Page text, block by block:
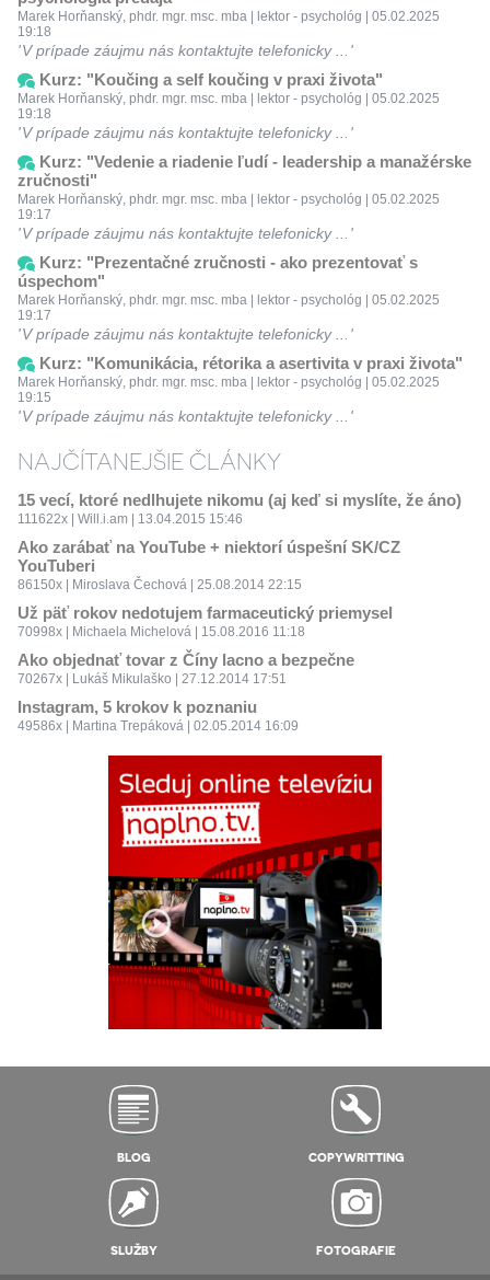
Marek Horňanský, phdr. mgr. msc. mba | lektor - psychológ | 05.02.2025
19:18
V prípade záujmu nás kontaktujte telefonicky ...
Kurz: "Koučing a self koučing v praxi života"
Marek Horňanský, phdr. mgr. msc. mba | lektor - psychológ | 05.02.2025
19:18
V prípade záujmu nás kontaktujte telefonicky ...
Kurz: "Vedenie a riadenie ľudí - leadership a manažérske
zručnosti"
Marek Horňanský, phdr. mgr. msc. mba | lektor - psychológ | 05.02.2025
19:17
V prípade záujmu nás kontaktujte telefonicky ...
Kurz: "Prezentačné zručnosti - ako prezentovať s
úspechom"
Marek Horňanský, phdr. mgr. msc. mba | lektor - psychológ | 05.02.2025
19:17
V prípade záujmu nás kontaktujte telefonicky ...
Kurz: "Komunikácia, rétorika a asertivita v praxi života"
Marek Horňanský, phdr. mgr. msc. mba | lektor - psychológ | 05.02.2025
19:15
V prípade záujmu nás kontaktujte telefonicky ...
NAJČÍTANEJŠIE ČLÁNKY
15 vecí, ktoré nedlhujete nikomu (aj keď si myslíte, že áno)
111622x | Will.i.am | 13.04.2015 15:46
Ako zarábať na YouTube + niektorí úspešní SK/CZ
YouTuberi
86150x | Miroslava Čechová | 25.08.2014 22:15
Už päť rokov nedotujem farmaceutický priemysel
70998x | Michaela Michelová | 15.08.2016 11:18
Ako objednať tovar z Číny lacno a bezpečne
70267x | Lukáš Mikulaško | 27.12.2014 17:51
Instagram, 5 krokov k poznaniu
49586x | Martina Trepáková | 02.05.2014 16:09
BLOG COPYWRITTING
SLUŽBY FOTOGRAFIE